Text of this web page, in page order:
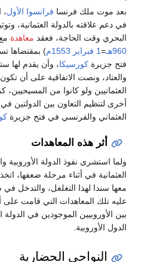
بعد موت ملك فرنسا فرانسوا الأول،
في دعم علاقته بالدولة العثمانية،
البحري وقت الحاجة، فعقد معاهدة
960هـ
=1 فبراير 1553م ) بمقتضاها
فتح جزيرة كورسيكا، وأن يقدم لها
والعتاد، ونصت الاتفاقية على أن
العثمانيين ولو كانوا من
أخرى لتنظيم التعاون بين الدولتين
العثماني والفرنسي في فتح جزيرة
أثر هذه المعاهدات
ولما استشرى نفوذ الدولة الأوروبية
العثمانية في أثناء مرحلة ضعفها،
معها سندا لهذا التغلغل، والتدخل
عليه تلك المعاهدات التي قامت على
بين الأوروبيين الموجودين في الدولة
الدول الأوروبية.
النواحي الحضارية